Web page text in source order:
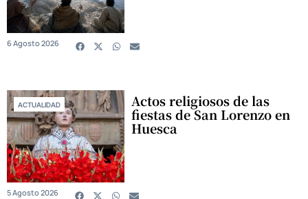
6 Agosto 2026
ACTUALIDAD Actos religiosos de las
fiestas de San Lorenzo en
Huesca
5 Agosto 2026